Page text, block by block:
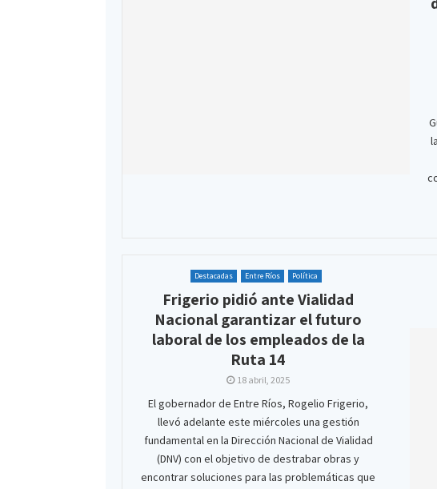
Destacadas Entre Ríos Política
Frigerio pidió ante Vialidad
Nacional garantizar el futuro
laboral de los empleados de la
Ruta 14
18 abril, 2025
El gobernador de Entre Ríos, Rogelio Frigerio,
llevó adelante este miércoles una gestión
fundamental en la Dirección Nacional de Vialidad
(DNV) con el objetivo de destrabar obras y
encontrar soluciones para las problemáticas que